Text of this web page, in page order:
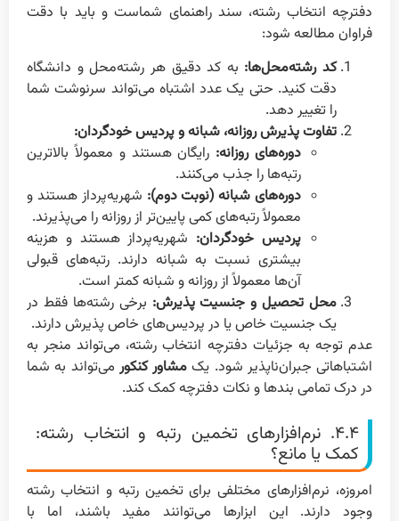
دفترچه انتخاب رشته، سند راهنمای شماست و باید با دقت
فراوان مطالعه شود:
کد رشته‌محل‌ها: به کد دقیق هر رشته‌محل و دانشگاه
دقت کنید. حتی یک عدد اشتباه می‌تواند سرنوشت شما
را تغییر دهد.
تفاوت پذیرش روزانه، شبانه و پردیس خودگردان:
دوره‌های روزانه: رایگان هستند و معمولاً بالاترین
رتبه‌ها را جذب می‌کنند.
دوره‌های شبانه (نوبت دوم): شهریه‌پرداز هستند و
معمولاً رتبه‌های کمی پایین‌تر از روزانه را می‌پذیرند.
پردیس خودگردان: شهریه‌پرداز هستند و هزینه
بیشتری نسبت به شبانه دارند. رتبه‌های قبولی
آن‌ها معمولاً از روزانه و شبانه کمتر است.
محل تحصیل و جنسیت پذیرش: برخی رشته‌ها فقط در
یک جنسیت خاص یا در پردیس‌های خاص پذیرش دارند.
عدم توجه به جزئیات دفترچه انتخاب رشته، می‌تواند منجر به
اشتباهاتی جبران‌ناپذیر شود. یک مشاور کنکور می‌تواند به شما
در درک تمامی بندها و نکات دفترچه کمک کند.
۴.۴. نرم‌افزارهای تخمین رتبه و انتخاب رشته:
کمک یا مانع؟
امروزه، نرم‌افزارهای مختلفی برای تخمین رتبه و انتخاب رشته
وجود دارند. این ابزارها می‌توانند مفید باشند، اما با